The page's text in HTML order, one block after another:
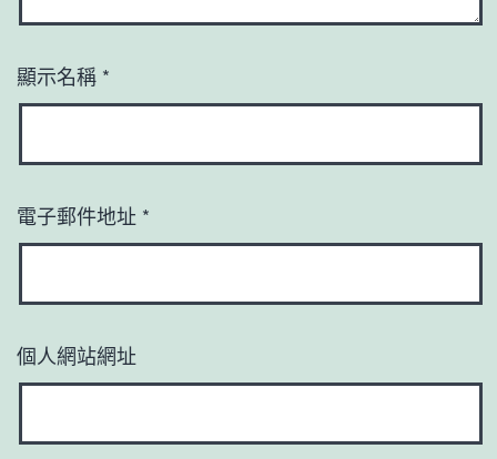
顯示名稱 *
電子郵件地址 *
個人網站網址